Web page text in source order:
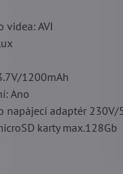
videa: AVI
1200mAh
Ano
napájecí adaptér 230V/
karty max.128Gb